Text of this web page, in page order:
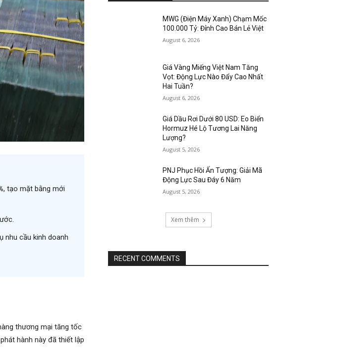
, tạo mặt bằng mới
nhu cầu kinh doanh
thương mại tăng tốc
hành này đã thiết lập
MWG (Điện Máy Xanh) Chạm Mốc
100.000 Tỷ: Đỉnh Cao Bán Lẻ Việt
August 6, 2026
Giá Vàng Miếng Việt Nam Tăng
Vọt: Động Lực Nào Đẩy Cao Nhất
Hai Tuần?
August 6, 2026
Giá Dầu Rơi Dưới 80 USD: Eo Biển
Hormuz Hé Lộ Tương Lai Năng
Lượng?
August 5, 2026
PNJ Phục Hồi Ấn Tượng: Giải Mã
Động Lực Sau Đáy 6 Năm
August 5, 2026
Xem thêm
RECENT COMMENTS